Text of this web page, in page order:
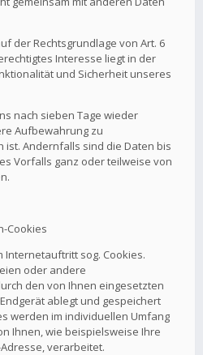
der Rechtsgrundlage von Art. 6
Interesse liegt in der
und Sicherheit unseres
nach sieben Tage wieder
Aufbewahrung zu
Andernfalls sind die Daten bis
Vorfalls ganz oder teilweise von
Cookies
sog. Cookies.
oder andere
den von Ihnen eingesetzten
ablegt und gespeichert
werden im individuellen Umfang
Ihnen, wie beispielsweise Ihre
verarbeitet.